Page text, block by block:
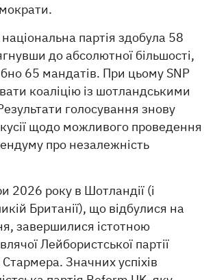
партія здобула 58
до абсолютної більшості,
65 мандатів. При цьому SNP
коаліцію із шотландськими
голосування знову
щодо можливого проведення
про незалежність
2026 року в Шотландії (і
Британії), що відбулися на
завершилися істотною
Лейбористської партії
Значних успіхів